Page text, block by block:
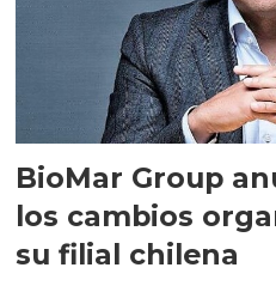
BioMar Group
los cambios
su filial chilena